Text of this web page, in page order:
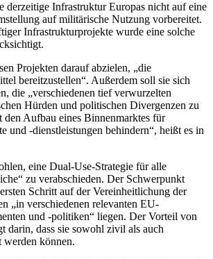
derzeitige Infrastruktur Europas nicht auf eine
auf militärische Nutzung vorbereitet.
Infrastrukturprojekte wurde eine solche
Projekten darauf abzielen, „die
bereitzustellen“. Außerdem soll sie sich
die „verschiedenen tief verwurzelten
Hürden und politischen Divergenzen zu
den Aufbau eines Binnenmarktes für
und -dienstleistungen behindern“, heißt es in
eine Dual-Use-Strategie für alle
zu verabschieden. Der Schwerpunkt
Schritt auf der Vereinheitlichung der
„in verschiedenen relevanten EU-
und -politiken“ liegen. Der Vorteil von
darin, dass sie sowohl zivil als auch
können.